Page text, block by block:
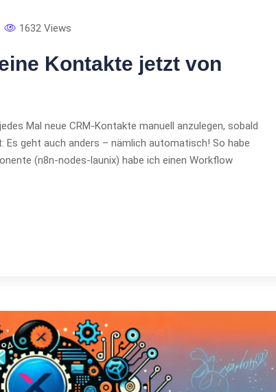
1632 Views
Kontakte jetzt von
Mal neue CRM-Kontakte manuell anzulegen, sobald
Es geht auch anders – nämlich automatisch! So habe
(n8n-nodes-launix) habe ich einen Workflow